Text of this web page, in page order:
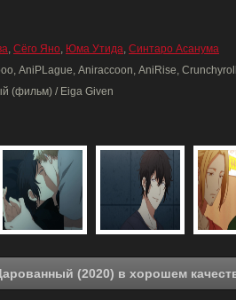
, Сёго Яно, Юма Утида, Синтаро Асанума
AniPLague, Aniraccoon, AniRise,
(фильм) / Eiga Given
Смотреть онлайн Дарованный (2020) в хорошем